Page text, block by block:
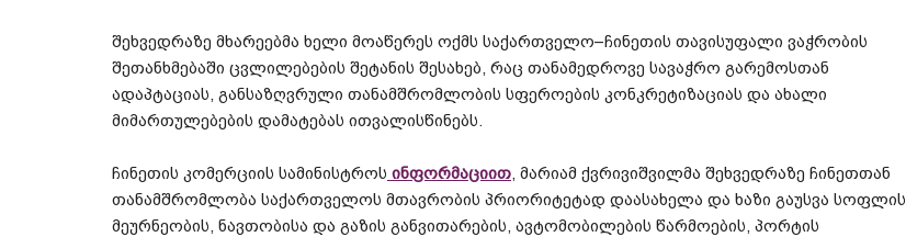
შეხვედრაზე მხარეებმა ხელი მოაწერეს ოქმს საქართველო–ჩინეთის თავისუფალი ვაჭრობის
შეთანხმებაში ცვლილებების შეტანის შესახებ რაც თანამედროვე სავაჭრო გარემოსთან
ადაპტაციას განსაზღვრული თანამშრომლობის სფეროების კონკრეტიზაციას და ახალი
მიმართულებების დამატებას ითვალისწინებს
ჩინეთის კომერციის სამინისტროს ინფორმაციით მარიამ ქვრივიშვილმა შეხვედრაზე ჩინეთთან
თანამშრომლობა საქართველოს მთავრობის პრიორიტეტად დაასახელა და ხაზი გაუსვა სოფლის
მეურნეობის ნავთობისა და გაზის განვითარების ავტომობილების წარმოების პორტის